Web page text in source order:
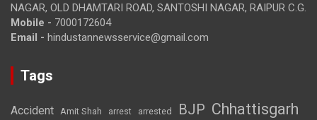
NAGAR, OLD DHAMTARI ROAD, SANTOSHI NAGAR, RAIPUR C.G.
Mobile - 7000172604
Email - hindustannewsservice@gmail.com
Tags
Accident Amit Shah arrest arrested BJP Chhattisgarh